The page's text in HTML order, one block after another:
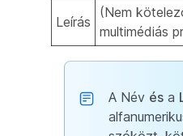
Leírás
(Nem
multimédiás
A Név és a